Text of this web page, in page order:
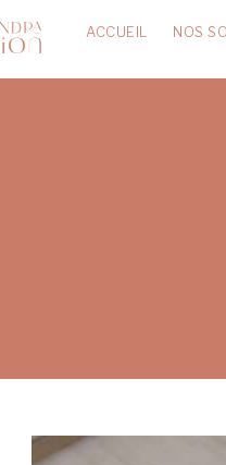
ACCUEIL NOS